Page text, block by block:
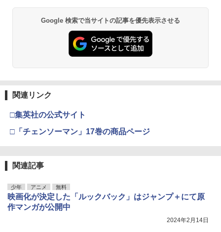
Google 検索で当サイトの記事を優先表示させる
関連リンク
□集英社の公式サイト
□「チェンソーマン」17巻の商品ページ
関連記事
少年 アニメ 無料
映画化が決定した「ルックバック」はジャンプ＋にて原
作マンガが公開中
2024年2月14日